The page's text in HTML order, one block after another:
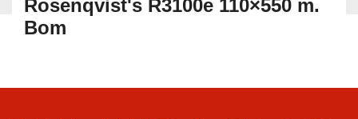
Rosenqvist's R3100e 110×550 m.
Bom